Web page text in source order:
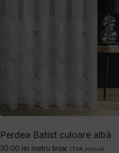
Perdea Batist culoare albă
30.00 lei metru liniar (TVA inclus)